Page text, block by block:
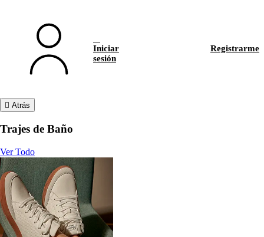
Iniciar
sesión
Registrarme
Atrás
Trajes de Baño
Ver Todo